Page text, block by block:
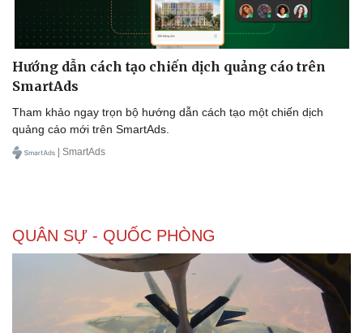
Hướng dẫn cách tạo chiến dịch quảng cáo trên
SmartAds
Tham khảo ngay trọn bộ hướng dẫn cách tạo một chiến dịch
quảng cáo mới trên SmartAds.
| SmartAds
QUÂN SỰ - QUỐC PHÒNG